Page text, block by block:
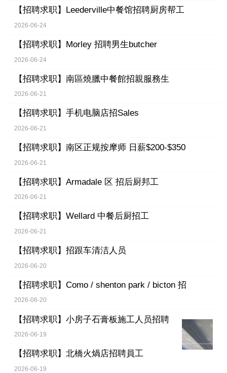
【招聘求职】 Leederville中餐馆招聘厨房帮工
2026-06-24
【招聘求职】 Morley 招聘男生butcher
2026-06-24
【招聘求职】 南區燒臘中餐館招親服務生
2026-06-21
【招聘求职】 手机电脑店招Sales
2026-06-21
【招聘求职】 南区正规按摩师 日薪$200-$350
2026-06-21
【招聘求职】 Armadale 区 招后厨邦工
2026-06-21
【招聘求职】 Wellard 中餐后厨招工
2026-06-21
【招聘求职】 招跟车清洁人员
2026-06-20
【招聘求职】 Como / shenton park / bicton 招
2026-06-20
【招聘求职】 小房子石膏板施工人员招聘
2026-06-19
【招聘求职】 北橋火煱店招聘員工
2026-06-19